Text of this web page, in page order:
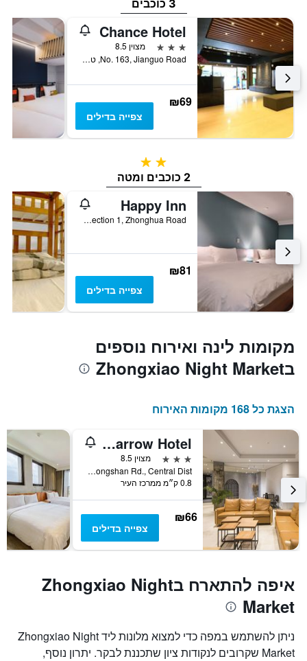
3 כוכבים
Chance Hotel
3 כוכבים
מצוין 8.5
No. 163, Jianguo Road, טאיצ'ונג, טייוואן
₪69
צפייה בדילים
2 כוכבים
2 כוכבים ומטה
Happy Inn
10F., No.185, Section 1, Zhonghua Road, טאיצ'ונג, טייוואן
₪81
צפייה בדילים
מקומות לינה ואירוח נוספים
בZhongxiao Night Market
הצגת כל 168 מקומות האירוח
Sparrow Hotel
3 כוכבים
מצוין 8.5
No.15, Ln 175, Zhongshan Rd., Central Dist, טאיצ'ונג, טייוואן
0.8 ק״מ ממרכז העיר
₪66
צפייה בדילים
איפה להתארח בZhongxiao Night
Market
ניתן להשתמש במפה כדי למצוא מלונות ליד Zhongxiao Night
Market שקרובים לנקודות ציון שתכננת לבקר. יתרון נוסף,